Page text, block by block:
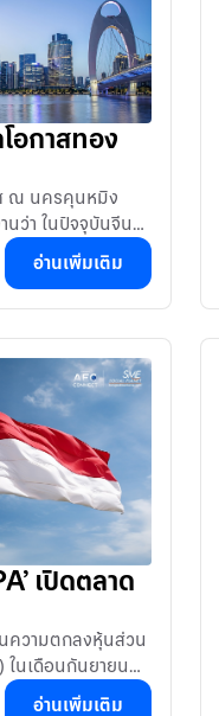
อกาสทอง
ศ ณ นครคุนหมิง
นว่า ในปัจจุบันจีน
รูปแบบ’ ภายใต้
อ่านเพิ่มเติม
เปิดตลาด
ความตกลงหุ้นส่วน
ในเดือนกันยายน
อบ 10 ปี
อ่านเพิ่มเติม